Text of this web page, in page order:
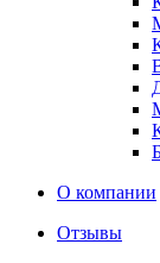
О компании
Отзывы